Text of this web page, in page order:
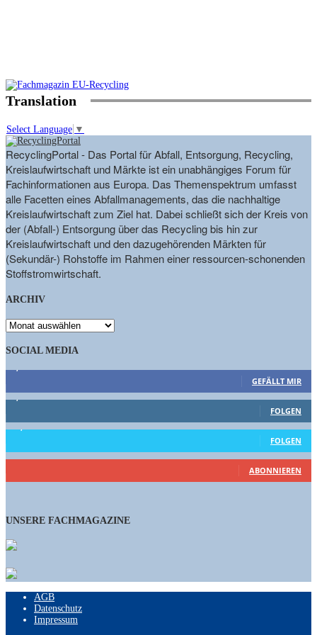
Translation
Select Language ▼
RecyclingPortal - Das Portal für Abfall, Entsorgung, Recycling,
Kreislaufwirtschaft und Märkte ist ein unabhängiges Forum für
Fachinformationen aus Europa. Das Themenspektrum umfasst
alle Facetten eines Abfallmanagements, das die nachhaltige
Kreislaufwirtschaft zum Ziel hat. Dabei schließt sich der Kreis von
der (Abfall-) Entsorgung über das Recycling bis hin zur
Kreislaufwirtschaft und den dazugehörenden Märkten für
(Sekundär-) Rohstoffe im Rahmen einer ressourcen-schonenden
Stoffstromwirtschaft.
ARCHIV
ARCHIV
SOCIAL MEDIA
GEFÄLLT MIR
1,662 Follower
FOLGEN
15,658 Follower
FOLGEN
460 Abonnenten
ABONNIEREN
UNSERE FACHMAGAZINE
AGB
Datenschutz
Impressum